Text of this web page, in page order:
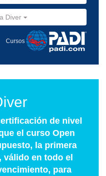
Diver
Cursos
de nivel
el curso Open
la primera
válido en todo el
para